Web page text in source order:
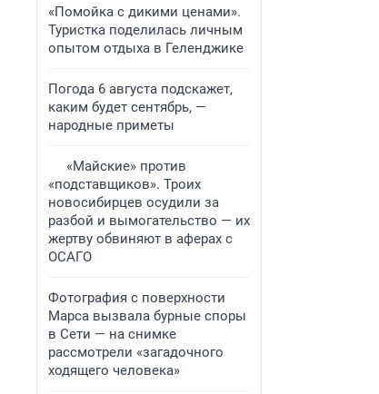
«Помойка с дикими ценами».
Туристка поделилась личным
опытом отдыха в Геленджике
Погода 6 августа подскажет,
каким будет сентябрь, —
народные приметы
«Майские» против
«подставщиков». Троих
новосибирцев осудили за
разбой и вымогательство — их
жертву обвиняют в аферах с
ОСАГО
Фотография с поверхности
Марса вызвала бурные споры
в Сети — на снимке
рассмотрели «загадочного
ходящего человека»